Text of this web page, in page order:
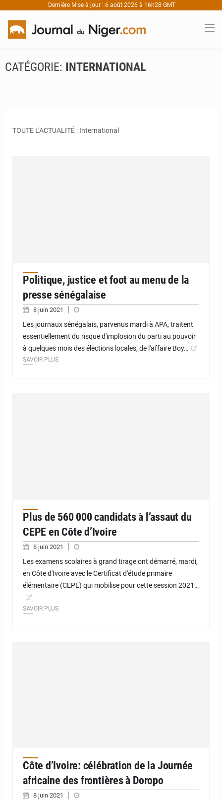
Dernière Mise à jour : 6 août 2026 à 16h28 GMT
CATÉGORIE: INTERNATIONAL
TOUTE L’ACTUALITÉ : International
Politique, justice et foot au menu de la
presse sénégalaise
8 juin 2021
Les journaux sénégalais, parvenus mardi à APA, traitent
essentiellement du risque d'implosion du parti au pouvoir
à quelques mois des élections locales, de l'affaire Boy…
SAVOIR PLUS
Plus de 560 000 candidats à l’assaut du
CEPE en Côte d’Ivoire
8 juin 2021
Les examens scolaires à grand tirage ont démarré, mardi,
en Côte d'Ivoire avec le Certificat d'étude primaire
élémentaire (CEPE) qui mobilise pour cette session 2021…
SAVOIR PLUS
Côte d’Ivoire: célébration de la Journée
africaine des frontières à Doropo
8 juin 2021